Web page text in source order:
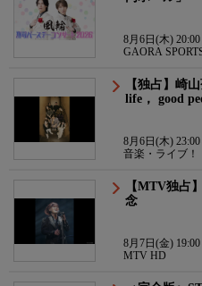
8月6日(木)
GAORA
【独占】崎
life， good
8月6日(木)
音楽・ライブ
【MTV独占
念
8月7日(金)
MTV HD